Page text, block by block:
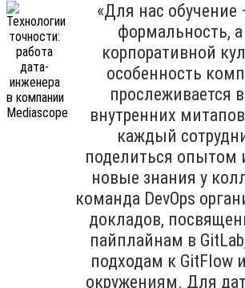
«Для нас обучение
формальность,
корпоративной
особенность
прослеживается
внутренних
каждый
поделиться опытом
новые знания у
команда DevOps
докладов,
пайплайнам в
подходам к GitFlow
окружениям. Для